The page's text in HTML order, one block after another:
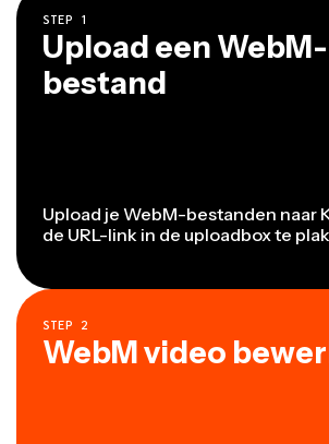
STEP 1
Upload een WebM-
bestand
Upload je WebM-bestanden naar
de URL-link in de uploadbox te
STEP 2
WebM video